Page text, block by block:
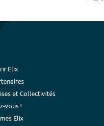
Elix
et Collectivités
vous !
Elix